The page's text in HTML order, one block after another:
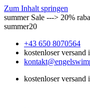
Zum Inhalt springen
summer Sale ---> 20%
summer20
+43 650 8070564
kostenloser versand
kostenloser versand